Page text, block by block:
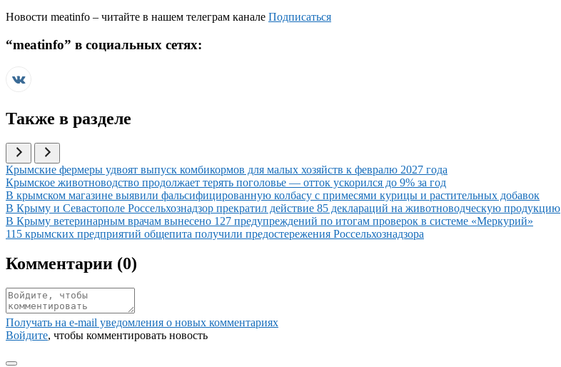
Новости meatinfo – читайте в нашем телеграм канале Подписаться
“meatinfo” в социальных сетях:
Также в разделе
Иллюстрация новости
Крымские фермеры удвоят выпуск комбикормов для малых хозяйств к февралю 2027 года
Иллюстрация новости
Крымское животноводство продолжает терять поголовье — отток ускорился до 9% за год
Иллюстрация новости
В крымском магазине выявили фальсифицированную колбасу с примесями курицы и растительных добавок
Иллюстрация новости
В Крыму и Севастополе Россельхознадзор прекратил действие 85 деклараций на животноводческую продукцию
Иллюстрация новости
В Крыму ветеринарным врачам вынесено 127 предупреждений по итогам проверок в системе «Меркурий»
Иллюстрация новости
115 крымских предприятий общепита получили предостережения Россельхознадзора
Комментарии (0)
Получать на e‑mail уведомления о новых комментариях
Войдите, чтобы комментировать новость